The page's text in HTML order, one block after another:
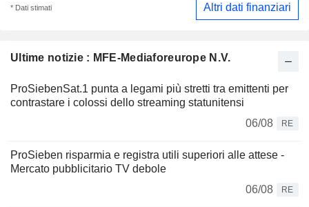
Ultime notizie : MFE-Mediaforeurope N.V.
ProSiebenSat.1 punta a legami più stretti tra emittenti per
contrastare i colossi dello streaming statunitensi
06/08
RE
ProSieben risparmia e registra utili superiori alle attese -
Mercato pubblicitario TV debole
06/08
RE
* Dati stimati Altri dati finanziari